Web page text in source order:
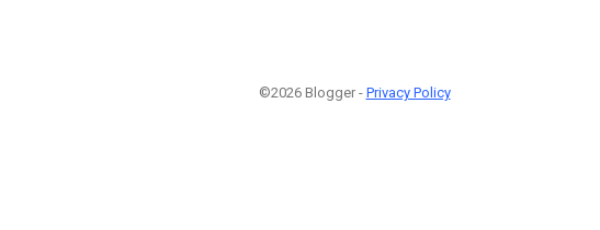
©2026 Blogger - Privacy Policy